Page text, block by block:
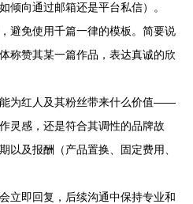
倾向通过邮箱还是平台私信）。
避免使用千篇一律的模板。简要说
称赞其某一篇作品，表达真诚的欣
能为红人及其粉丝带来什么价值——
灵感，还是符合其调性的品牌故
以及报酬（产品置换、固定费用、
立即回复，后续沟通中保持专业和